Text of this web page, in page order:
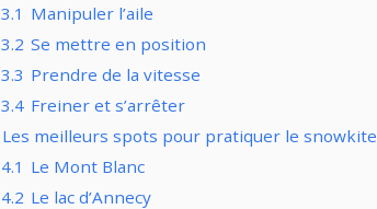
3.1 Manipuler l’aile
3.2 Se mettre en position
3.3 Prendre de la vitesse
3.4 Freiner et s’arrêter
Les meilleurs spots pour pratiquer le snowkite
4.1 Le Mont Blanc
4.2 Le lac d’Annecy